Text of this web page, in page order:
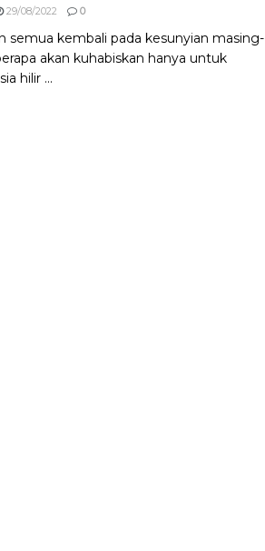
29/08/2022 0
semua kembali pada kesunyian masing-
akan kuhabiskan hanya untuk
hilir ...